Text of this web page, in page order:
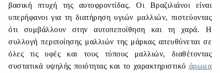
βασική πτυχή της αυτοφροντίδας. Οι Βραζιλιάνοι είναι
υπερήφανοι για τη διατήρηση υγιών μαλλιών, πιστεύοντας
ότι συμβάλλουν στην αυτοπεποίθηση και τη χαρά. Η
συλλογή περιποίησης μαλλιών της μάρκας απευθύνεται σε
όλες τις υφές και τους τύπους μαλλιών, διαθέτοντας
συστατικά υψηλής ποιότητας και το χαρακτηριστικό άρωμα